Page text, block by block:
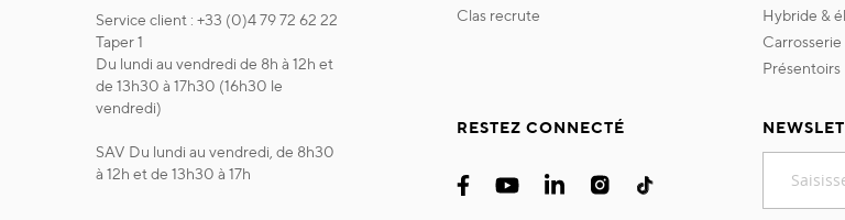
Service client : +33 (0)4 79 72 62 22
Taper 1
Du lundi au vendredi de 8h à 12h et
de 13h30 à 17h30 (16h30 le
vendredi)
SAV Du lundi au vendredi, de 8h30
à 12h et de 13h30 à 17h
clas recrute
hybride &
carrosserie
présentoirs
RESTEZ CONNECTÉ
notre